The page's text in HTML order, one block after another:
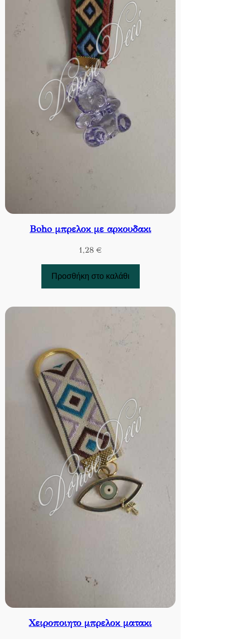
Boho μπρελοκ με αρκουδακι
1,28 €
Προσθήκη στο καλάθι
Χειροποιητο μπρελοκ ματακι